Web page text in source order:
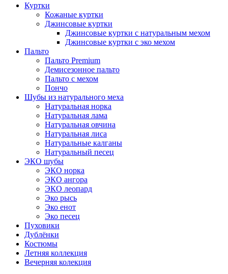
Куртки
Кожаные куртки
Джинсовые куртки
Джинсовые куртки с натуральным мехом
Джинсовые куртки с эко мехом
Пальто
Пальто Premium
Демисезонное пальто
Пальто с мехом
Пончо
Шубы из натурального меха
Натуральная норка
Натуральная лама
Натуральная овчина
Натуральная лиса
Натуральные калганы
Натуральный песец
ЭКО шубы
ЭКО норка
ЭКО ангора
ЭКО леопард
Эко рысь
Эко енот
Эко песец
Пуховики
Дублёнки
Костюмы
Летняя коллекция
Вечерняя колекция